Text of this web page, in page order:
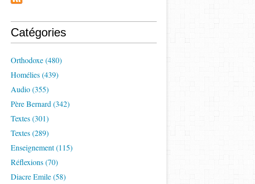
Catégories
Orthodoxe (480)
Homélies (439)
Audio (355)
Père Bernard (342)
Textes (301)
Textes (289)
Enseignement (115)
Réflexions (70)
Diacre Emile (58)